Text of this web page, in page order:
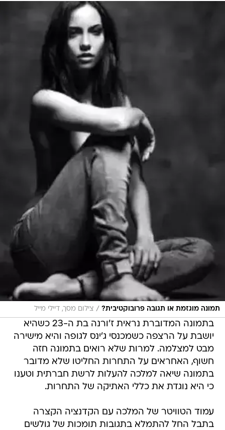
תמונה מוגזמת או תגובה פרובוקטיבית? / צילום מסך, דיילי מייל
בתמונה המדוברת נראית ז'ורנה בת ה-23 כשהיא
יושבת על הרצפה כשמכנסי ג'ינס לגופה והיא מישירה
מבט למצלמה. למרות שלא רואים בתמונה חזה
חשוף, האחראים על התחרות החליטו שלא מדובר
בתמונה שיאה למלכה להעלות לרשת חברתית וטענו
כי היא נוגדת את כללי האתיקה של התחרות.
עמוד הטוויטר של המלכה עם הקדנציה הקצרה
בתבל החל להתמלא בתגובות תומכות של גולשים